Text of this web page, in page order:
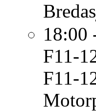
18:00
F11-
F11-